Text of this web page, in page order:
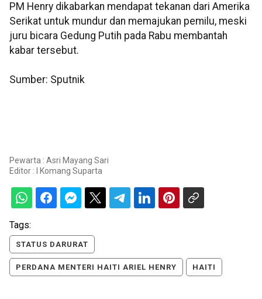
PM Henry dikabarkan mendapat tekanan dari Amerika
Serikat untuk mundur dan memajukan pemilu, meski
juru bicara Gedung Putih pada Rabu membantah
kabar tersebut.
Sumber: Sputnik
Pewarta : Asri Mayang Sari
Editor :
I Komang Suparta
Tags:
STATUS DARURAT
PERDANA MENTERI HAITI ARIEL HENRY HAITI